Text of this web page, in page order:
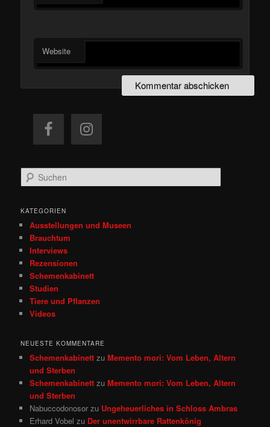
Website
u
h
KATEGORIEN
Ausstellungen und Museen
Brauchtum
Interviews
Rezensionen
Schemenkabinett
Studien
Tiere und Pflanzen
Videos
NEUESTE KOMMENTARE
Schemenkabinett zuMemento mori: Vom Leben, Altern
und Sterben
Schemenkabinett zuMemento mori: Vom Leben, Altern
und Sterben
Nabuccodonosor zu Ungeheuerliches in Schloss Ambras
Erhard Vobel zu Der unentwirrbare Rattenkönig